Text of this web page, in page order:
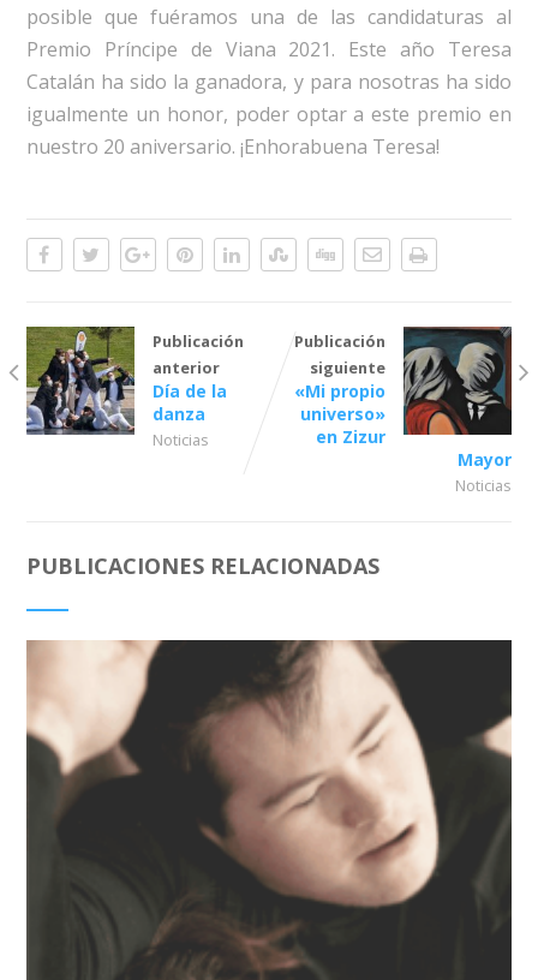
posible que fuéramos una de las candidaturas al
Premio Príncipe de Viana 2021. Este año Teresa
Catalán ha sido la ganadora, y para nosotras ha sido
igualmente un honor, poder optar a este premio en
nuestro 20 aniversario. ¡Enhorabuena Teresa!
Publicación
anterior
Día de la
danza
Noticias
Publicación
siguiente
«Mi propio
universo»
en Zizur
Mayor
Noticias
PUBLICACIONES RELACIONADAS